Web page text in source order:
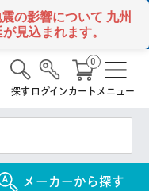
の影響について 九州
見込まれます。
メーカーから探す
探す ログインカート
0
メニュー